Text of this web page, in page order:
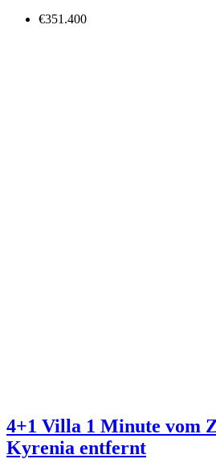
€351.400
4+1 Villa 1 Minute vom
Kyrenia entfernt